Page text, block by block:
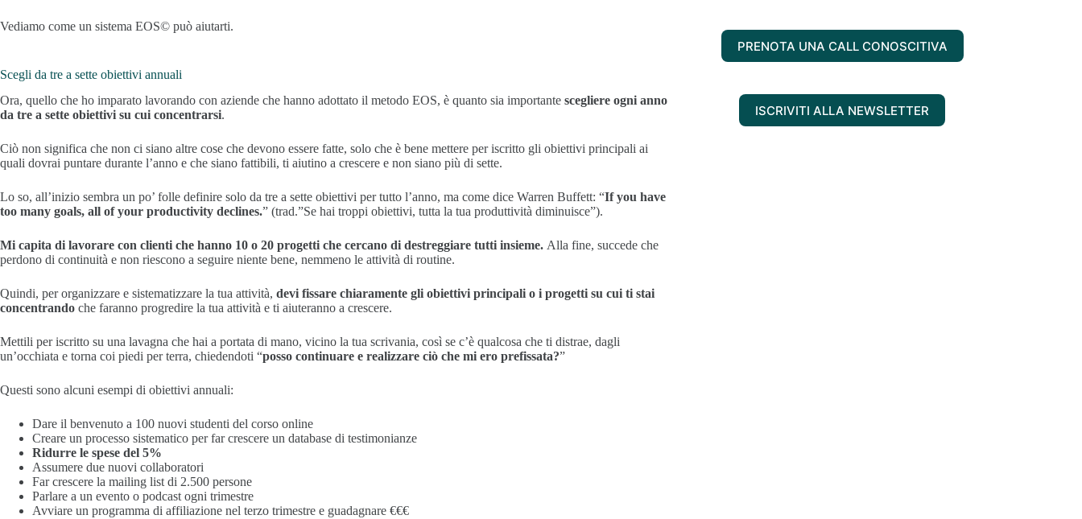
Vediamo come un sistema EOS© può aiutarti.
Scegli da tre a sette obiettivi annuali
Ora, quello che ho imparato lavorando con aziende che hanno adottato il metodo EOS, è quanto sia importante scegliere ogni anno
da tre a sette obiettivi su cui concentrarsi.
Ciò non significa che non ci siano altre cose che devono essere fatte, solo che è bene mettere per iscritto gli obiettivi principali ai
quali dovrai puntare durante l’anno e che siano fattibili, ti aiutino a crescere e non siano più di sette.
Lo so, all’inizio sembra un po’ folle definire solo da tre a sette obiettivi per tutto l’anno, ma come dice Warren Buffett: “If you have
too many goals, all of your productivity declines.” (trad.”Se hai troppi obiettivi, tutta la tua produttività diminuisce”).
Mi capita di lavorare con clienti che hanno 10 o 20 progetti che cercano di destreggiare tutti insieme. Alla fine, succede che
perdono di continuità e non riescono a seguire niente bene, nemmeno le attività di routine.
Quindi, per organizzare e sistematizzare la tua attività, devi fissare chiaramente gli obiettivi principali o i progetti su cui ti stai
concentrando che faranno progredire la tua attività e ti aiuteranno a crescere.
Mettili per iscritto su una lavagna che hai a portata di mano, vicino la tua scrivania, così se c’è qualcosa che ti distrae, dagli
un’occhiata e torna coi piedi per terra, chiedendoti “posso continuare e realizzare ciò che mi ero prefissata?”
Questi sono alcuni esempi di obiettivi annuali:
Dare il benvenuto a 100 nuovi studenti del corso online
Creare un processo sistematico per far crescere un database di testimonianze
Ridurre le spese del 5%
Assumere due nuovi collaboratori
Far crescere la mailing list di 2.500 persone
Parlare a un evento o podcast ogni trimestre
Avviare un programma di affiliazione nel terzo trimestre e guadagnare €€€
PRENOTA UNA CALL CONOSCITIVA
ISCRIVITI ALLA NEWSLETTER